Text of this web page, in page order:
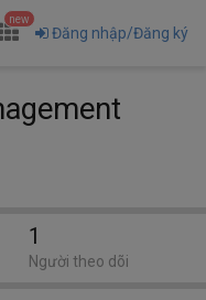
new
Đăng nhập/Đăng ký
1
Người theo dõi